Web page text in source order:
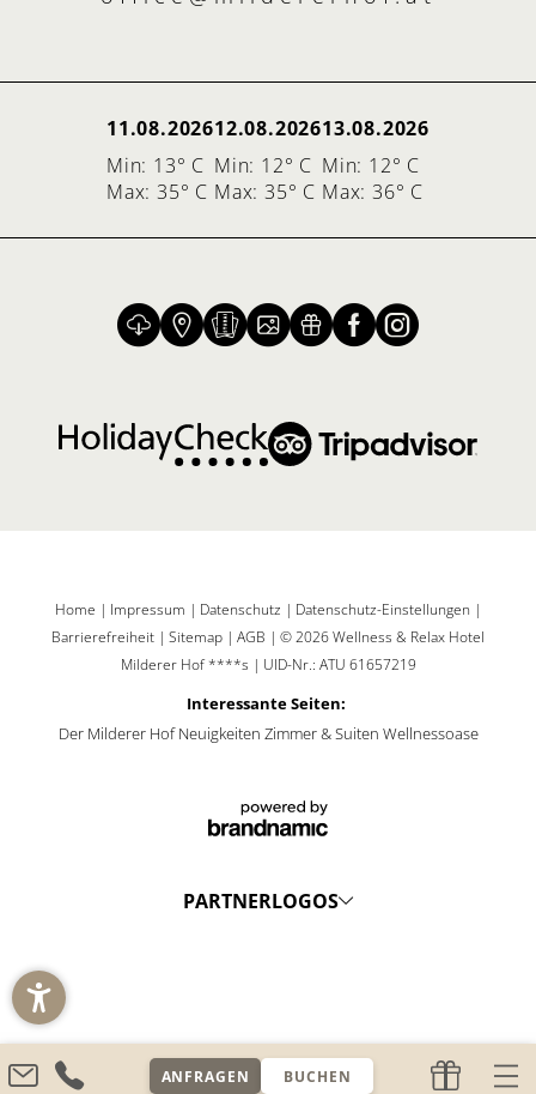
11.08.2026
Min: 13° C
Max: 35° C
12.08.2026
Min: 12° C
Max: 35° C
13.08.2026
Min: 12° C
Max: 36° C
Home | Impressum | Datenschutz | Datenschutz-Einstellungen |
Barrierefreiheit | Sitemap | AGB | © 2026 Wellness & Relax Hotel
Milderer Hof ****s | UID-Nr.: ATU 61657219
Interessante Seiten:
Der Milderer HofNeuigkeiten Zimmer & Suiten Wellnessoase
PARTNERLOGOS
ANFRAGEN BUCHEN